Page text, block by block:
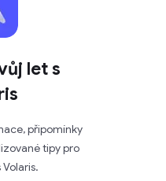
let s
připomínky
tipy pro